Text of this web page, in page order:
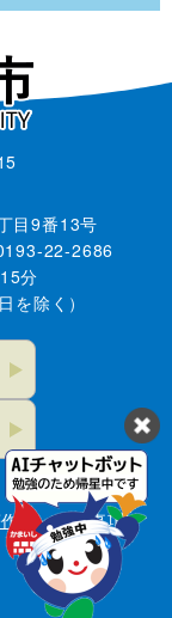
目9番13号
22-2686
分
を除く）
権・免責事項